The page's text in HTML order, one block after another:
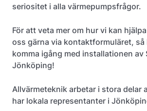
seriositet i alla värmepumpsfrågor.
För att veta mer om hur vi kan
oss gärna via kontaktformuläret,
komma igång med installationen av
Jönköping!
Allvärmeteknik arbetar i stora delar
har lokala representanter i